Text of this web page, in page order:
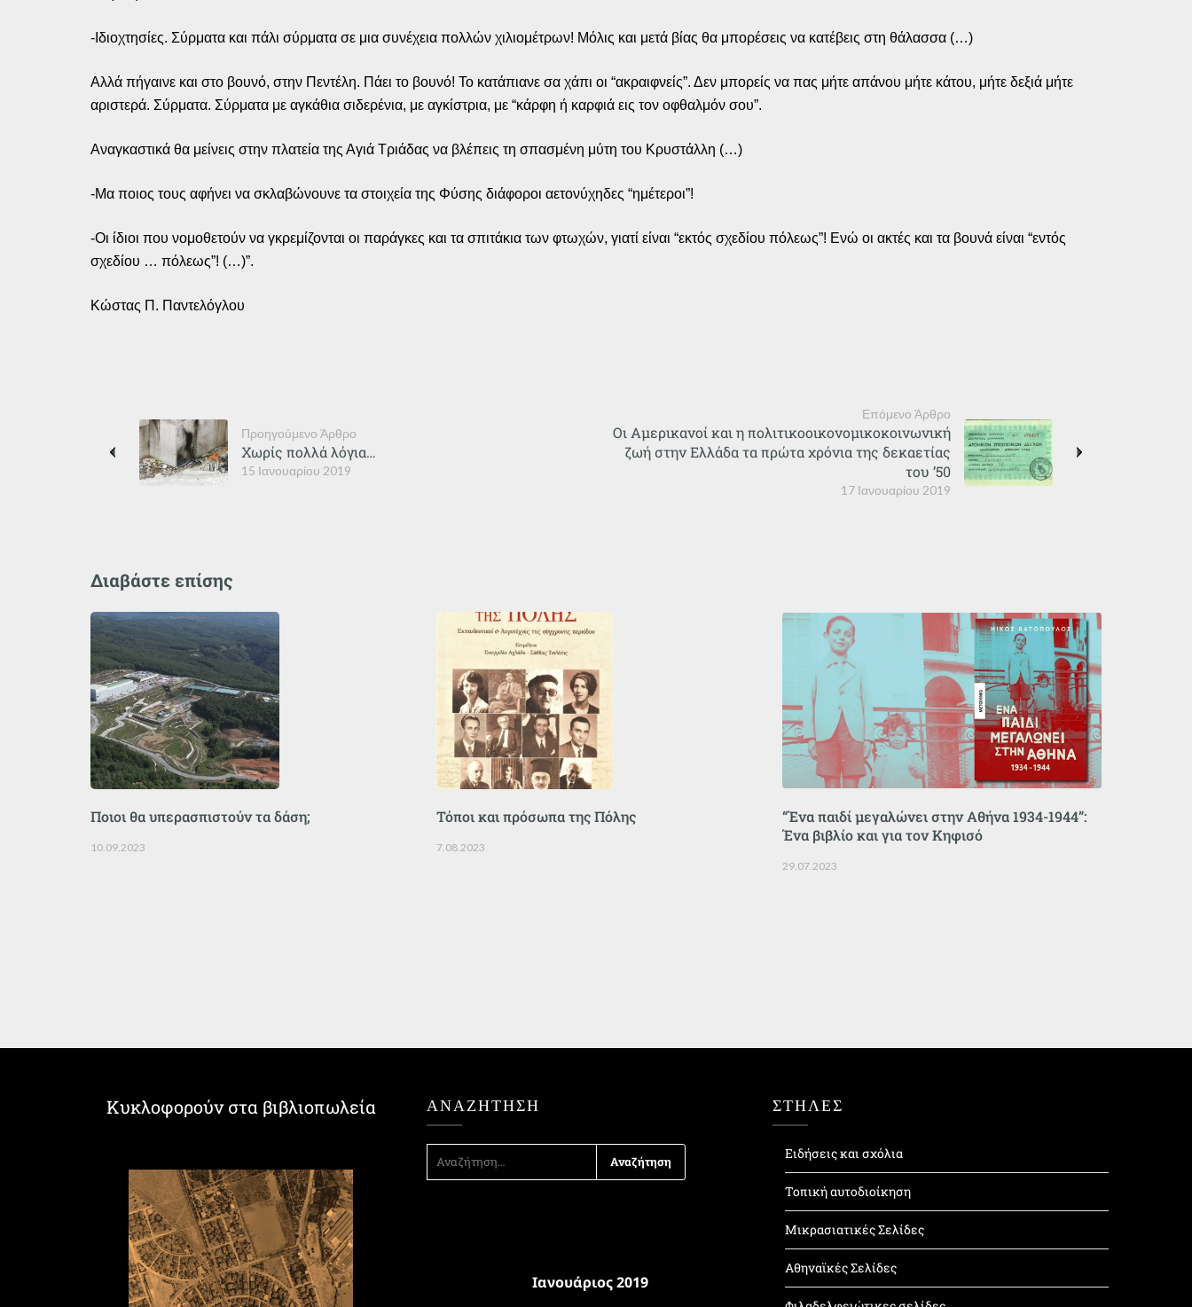
-Ιδιοχτησίες. Σύρματα και πάλι σύρματα σε μια συνέχεια πολλών χιλιομέτρων! Μόλις και μετά βίας θα μπορέσεις να κατέβεις στη θάλασσα (…)
Αλλά πήγαινε και στο βουνό, στην Πεντέλη. Πάει το βουνό! Το κατάπιανε σα χάπι οι “ακραιφνείς”. Δεν μπορείς να πας μήτε απάνου μήτε κάτου, μήτε δεξιά μήτε
αριστερά. Σύρματα. Σύρματα με αγκάθια σιδερένια, με αγκίστρια, με “κάρφη ή καρφιά εις τον οφθαλμόν σου”.
Αναγκαστικά θα μείνεις στην πλατεία της Αγιά Τριάδας να βλέπεις τη σπασμένη μύτη του Κρυστάλλη (…)
-Μα ποιος τους αφήνει να σκλαβώνουνε τα στοιχεία της Φύσης διάφοροι αετονύχηδες “ημέτεροι”!
-Οι ίδιοι που νομοθετούν να γκρεμίζονται οι παράγκες και τα σπιτάκια των φτωχών, γιατί είναι “εκτός σχεδίου πόλεως”! Ενώ οι ακτές και τα βουνά είναι “εντός
σχεδίου … πόλεως”! (…)”.
Κώστας Π. Παντελόγλου
Προηγούμενο Άρθρο
15 Ιανουαρίου 2019
Χωρίς πολλά λόγια…
Επόμενο Άρθρο
17 Ιανουαρίου 2019
Οι Αμερικανοί και η πολιτικοοικονομικοκοινωνική
ζωή στην Ελλάδα τα πρώτα χρόνια της δεκαετίας
του ’50
Διαβάστε επίσης
Ποιοι θα υπερασπιστούν τα δάση;
10.09.2023
Τόποι και πρόσωπα της Πόλης
7.08.2023
“Ένα παιδί μεγαλώνει στην Αθήνα 1934-1944”:
Ένα βιβλίο και για τον Κηφισό
29.07.2023
Κυκλοφορούν στα βιβλιοπωλεία ΑΝΑΖΉΤΗΣΗ
ΑΝΑΖΉΤΗΣΗ
ΓΙΑ:
Ιανουάριος 2019
ΣΤΗΛΕΣ
Ειδήσεις και σχόλια
Τοπική αυτοδιοίκηση
Μικρασιατικές Σελίδες
Αθηναϊκές Σελίδες